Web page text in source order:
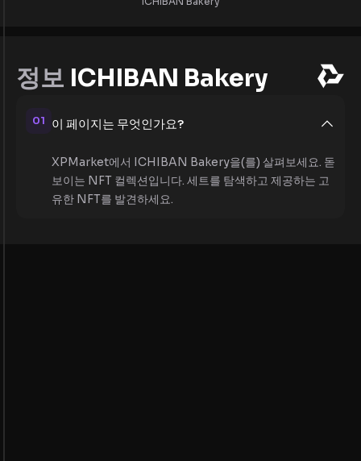
정보 ICHIBAN Bakery
01 이 페이지는 무엇인가요?
XPMarket에서 ICHIBAN Bakery을(를) 살펴보세요. 돋
보이는 NFT 컬렉션입니다. 세트를 탐색하고 제공하는 고
유한 NFT를 발견하세요.